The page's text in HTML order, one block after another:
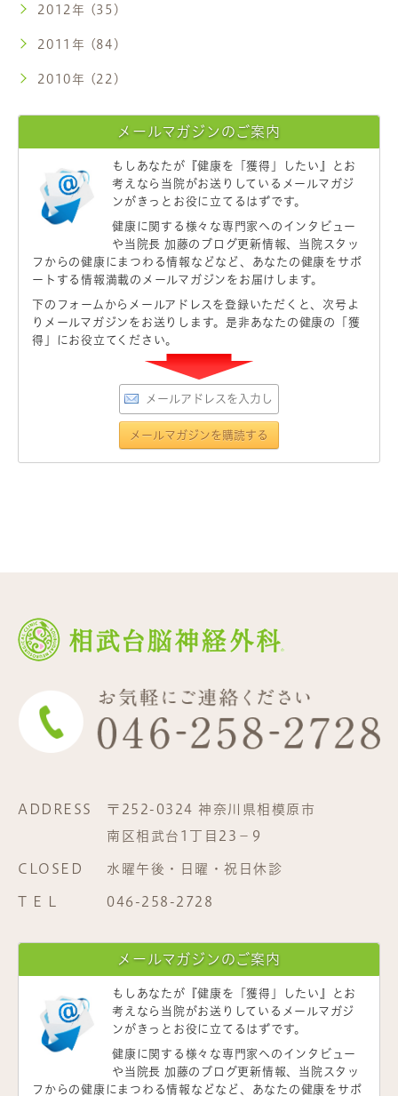
2012年 (35)
2011年 (84)
2010年 (22)
メールマガジンのご案内
もしあなたが 『健康を「獲得」したい』
とお
考えなら当院がお送りしているメールマガジ
ンがきっとお役に立てるはずです。
健康に関する様々な専門家へのインタビュー
や当院長 加藤のブログ更新情報、当院スタッ
フからの健康にまつわる情報などなど、あなたの健康をサポ
ートする情報満載のメールマガジンをお届けします。
下のフォームからメールアドレスを登録いただくと、次号よ
りメールマガジンをお送りします。是非あなたの健康の「獲
得」にお役立てください。
ADDRESS
〒252-0324 神奈川県相模原市
南区相武台1丁目23−9
CLOSED 水曜午後・日曜・祝日休診
T E L 046-258-2728
メールマガジンのご案内
もしあなたが 『健康を「獲得」したい』
とお
考えなら当院がお送りしているメールマガジ
ンがきっとお役に立てるはずです。
健康に関する様々な専門家へのインタビュー
や当院長 加藤のブログ更新情報、当院スタッ
フからの健康にまつわる情報などなど、あなたの健康をサポ